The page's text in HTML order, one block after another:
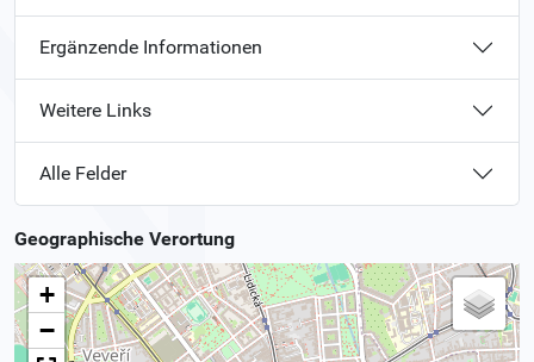
Ergänzende Informationen
Weitere Links
Alle Felder
Geographische Verortung
+
−